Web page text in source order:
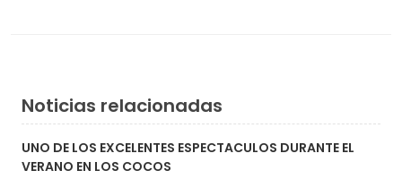
Noticias relacionadas
UNO DE LOS EXCELENTES ESPECTACULOS DURANTE EL
VERANO EN LOS COCOS